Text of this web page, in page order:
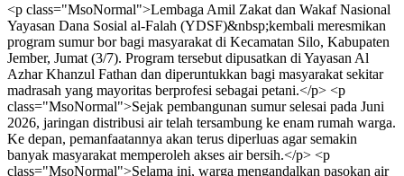
<p class="MsoNormal">Lembaga Amil Zakat dan Wakaf Nasional
Yayasan Dana Sosial al-Falah (YDSF)&nbsp;kembali meresmikan
program sumur bor bagi masyarakat di Kecamatan Silo, Kabupaten
Jember, Jumat (3/7). Program tersebut dipusatkan di Yayasan Al
Azhar Khanzul Fathan dan diperuntukkan bagi masyarakat sekitar
madrasah yang mayoritas berprofesi sebagai petani.</p> <p
class="MsoNormal">Sejak pembangunan sumur selesai pada Juni
2026, jaringan distribusi air telah tersambung ke enam rumah warga.
Ke depan, pemanfaatannya akan terus diperluas agar semakin
banyak masyarakat memperoleh akses air bersih.</p> <p
class="MsoNormal">Selama ini, warga mengandalkan pasokan air